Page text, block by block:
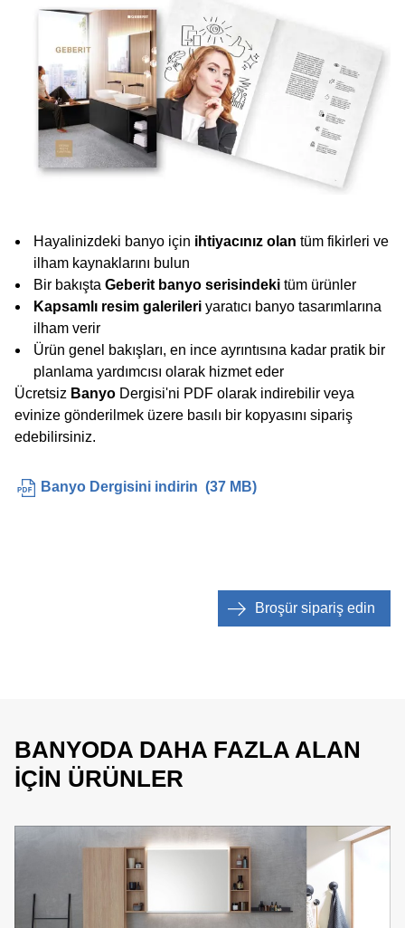
Hayalinizdeki banyo için ihtiyacınız olan tüm fikirleri ve
ilham kaynaklarını bulun
Bir bakışta Geberit banyo serisindeki tüm ürünler
Kapsamlı resim galerileri yaratıcı banyo tasarımlarına
ilham verir
Ürün genel bakışları, en ince ayrıntısına kadar pratik bir
planlama yardımcısı olarak hizmet eder
Ücretsiz Banyo Dergisi'ni PDF olarak indirebilir veya
evinize gönderilmek üzere basılı bir kopyasını sipariş
edebilirsiniz.
Banyo Dergisini indirin (37 MB)
Broşür sipariş edin
BANYODA DAHA FAZLA ALAN
IÇIN ÜRÜNLER